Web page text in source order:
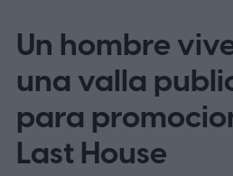
Un hombre
una valla
para
Last House